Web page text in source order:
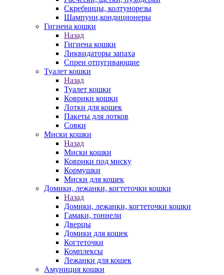
Скребницы, колтунорезы
Шампуни,кондиционеры
Гигиена кошки
Назад
Гигиена кошки
Ликвидаторы запаха
Спреи отпугивающие
Туалет кошки
Назад
Туалет кошки
Коврики кошки
Лотки для кошек
Пакеты для лотков
Совки
Миски кошки
Назад
Миски кошки
Коврики под миску
Кормушки
Миски для кошек
Домики, лежанки, когтеточки кошки
Назад
Домики, лежанки, когтеточки кошки
Гамаки, тоннели
Дверцы
Домики для кошек
Когтеточки
Комплексы
Лежанки для кошек
Амуниция кошки